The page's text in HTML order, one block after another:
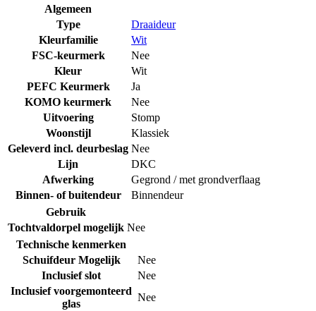
Algemeen
Type
Draaideur
Kleurfamilie
Wit
FSC-keurmerk
Nee
Kleur
Wit
PEFC Keurmerk
Ja
KOMO keurmerk
Nee
Uitvoering
Stomp
Woonstijl
Klassiek
Geleverd incl. deurbeslag Nee
Lijn
DKC
Afwerking
Gegrond / met grondverflaag
Binnen- of buitendeur
Binnendeur
Gebruik
Tochtvaldorpel mogelijk Nee
Technische kenmerken
Schuifdeur Mogelijk
Nee
Inclusief slot
Nee
Inclusief voorgemonteerd
glas
Nee